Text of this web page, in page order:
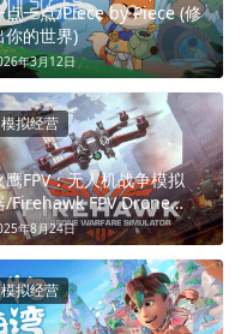
点一点/Piece by Piece (修
你的世界)
年3月12日
鹰FPV：无人机战争模拟
/Firehawk FPV Drone
Simulator (鹰击长
，无尽战场)
年8月24日
模拟经营
模拟经营